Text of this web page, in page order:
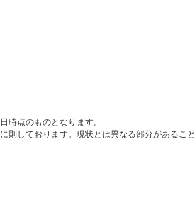
時点のものとなります。
しております。現状とは異なる部分があること